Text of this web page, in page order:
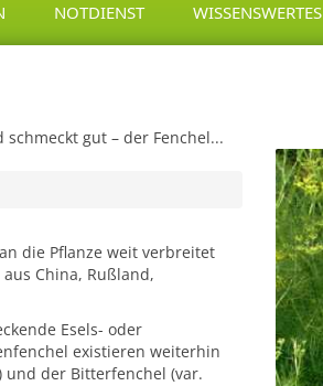
NOTDIENST WISSENSWERTES
gut – der Fenchel...
die Pflanze weit verbreitet
China, Rußland,
Esels- oder
existieren weiterhin
und der Bitterfenchel (var.